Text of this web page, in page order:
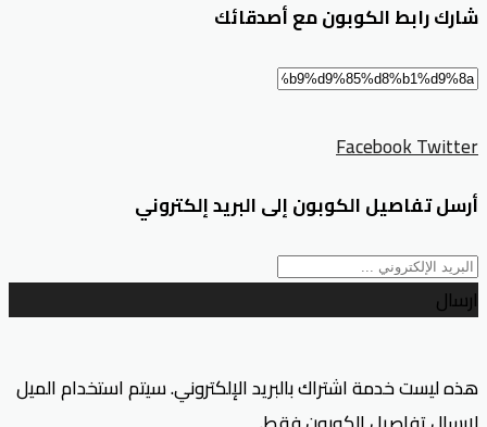
شارك رابط الكوبون مع أصدقائك
FacebookTwitter
أرسل تفاصيل الكوبون إلى البريد إلكتروني
ارسال
هذه ليست خدمة اشتراك بالبريد الإلكتروني. سيتم استخدام الميل